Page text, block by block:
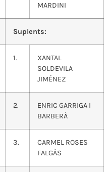
MARDINI
Suplents:
1.
XANTAL
SOLDEVILA
JIMÉNEZ
2.
ENRIC GARRIGA I
BARBERÀ
3.
CARMEL ROSES
FALGÀS